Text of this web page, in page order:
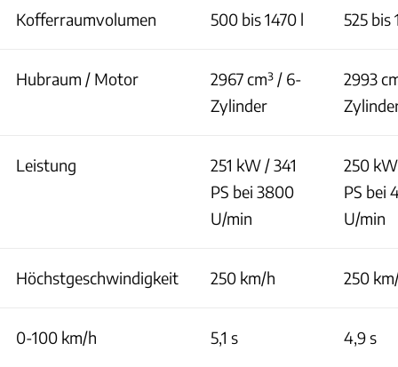
Kofferraumvolumen 500 bis 1470 l 525 bis
Hubraum / Motor
2967 cm³ / 6-
Zylinder
2993
Leistung
251 kW / 341
PS bei 3800
U/min
250
PS bei
U/min
Höchstgeschwindigkeit 250 km/h 250
0-100 km/h 5,1 s 4,9 s